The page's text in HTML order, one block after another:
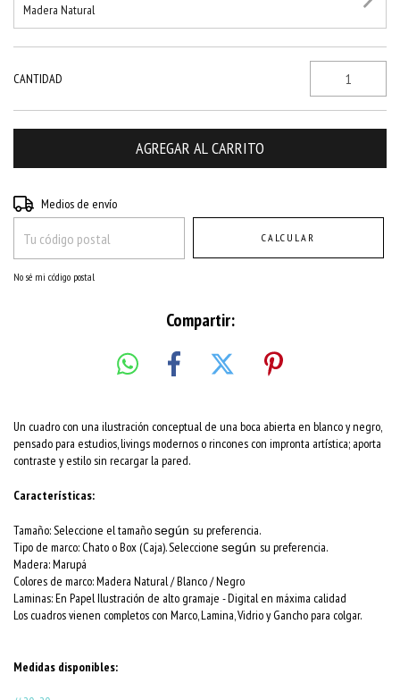
Madera Natural
CANTIDAD
Entregas para el CP:
Medios de envío
CALCULAR
No sé mi código postal
Compartir:
Un cuadro con una ilustración conceptual de una boca abierta en blanco y negro,
pensado para estudios, livings modernos o rincones con impronta artística; aporta
contraste y estilo sin recargar la pared.
Características:
Tamaño: Seleccione el tamañosegún su preferencia.
Tipo de marco: Chato o Box (Caja). Seleccione según su preferencia.
Madera: Marupá
Colores de marco:Madera Natural / Blanco / Negro
Laminas: En Papel Ilustración de alto gramaje - Digital en máxima calidad
Los cuadros vienen completos con Marco, Lamina, Vidrio y Gancho para colgar.
Medidas disponibles: